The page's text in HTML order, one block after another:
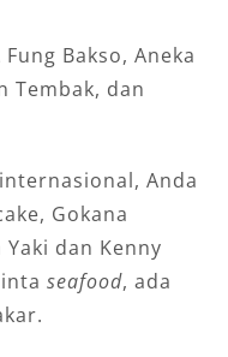
Bakso, Aneka
Tembak, dan
Anda
Gokana
dan Kenny
seafood, ada